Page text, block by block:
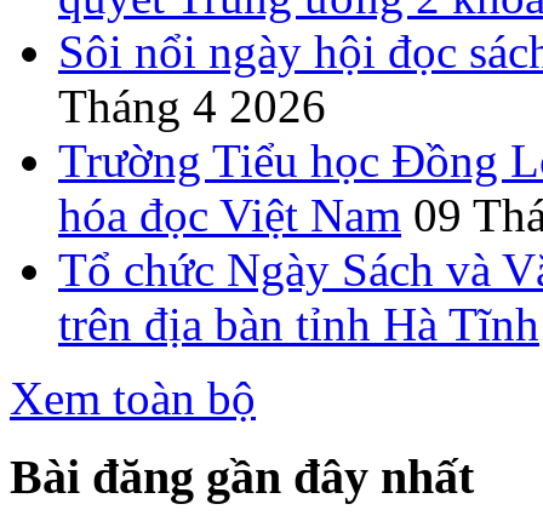
Sôi nổi ngày hội đọc
Tháng 4 2026
Trường Tiểu học Đồng
hóa đọc Việt Nam 09
Tổ chức Ngày Sách và
trên địa bàn tỉnh Hà Tĩnh
Xem toàn bộ
Bài đăng gần đây nhất